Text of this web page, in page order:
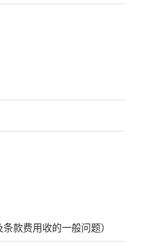
款费用收的一般问题）